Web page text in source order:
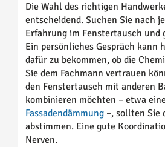
Die Wahl des richtigen
entscheidend. Suchen Sie nach
Erfahrung im Fenstertausch und
Ein persönliches Gespräch kann
dafür zu bekommen, ob die
Sie dem Fachmann vertrauen
den Fenstertausch mit anderen
kombinieren möchten – etwa
Fassadendämmung –, sollten Sie
abstimmen. Eine gute
Nerven.